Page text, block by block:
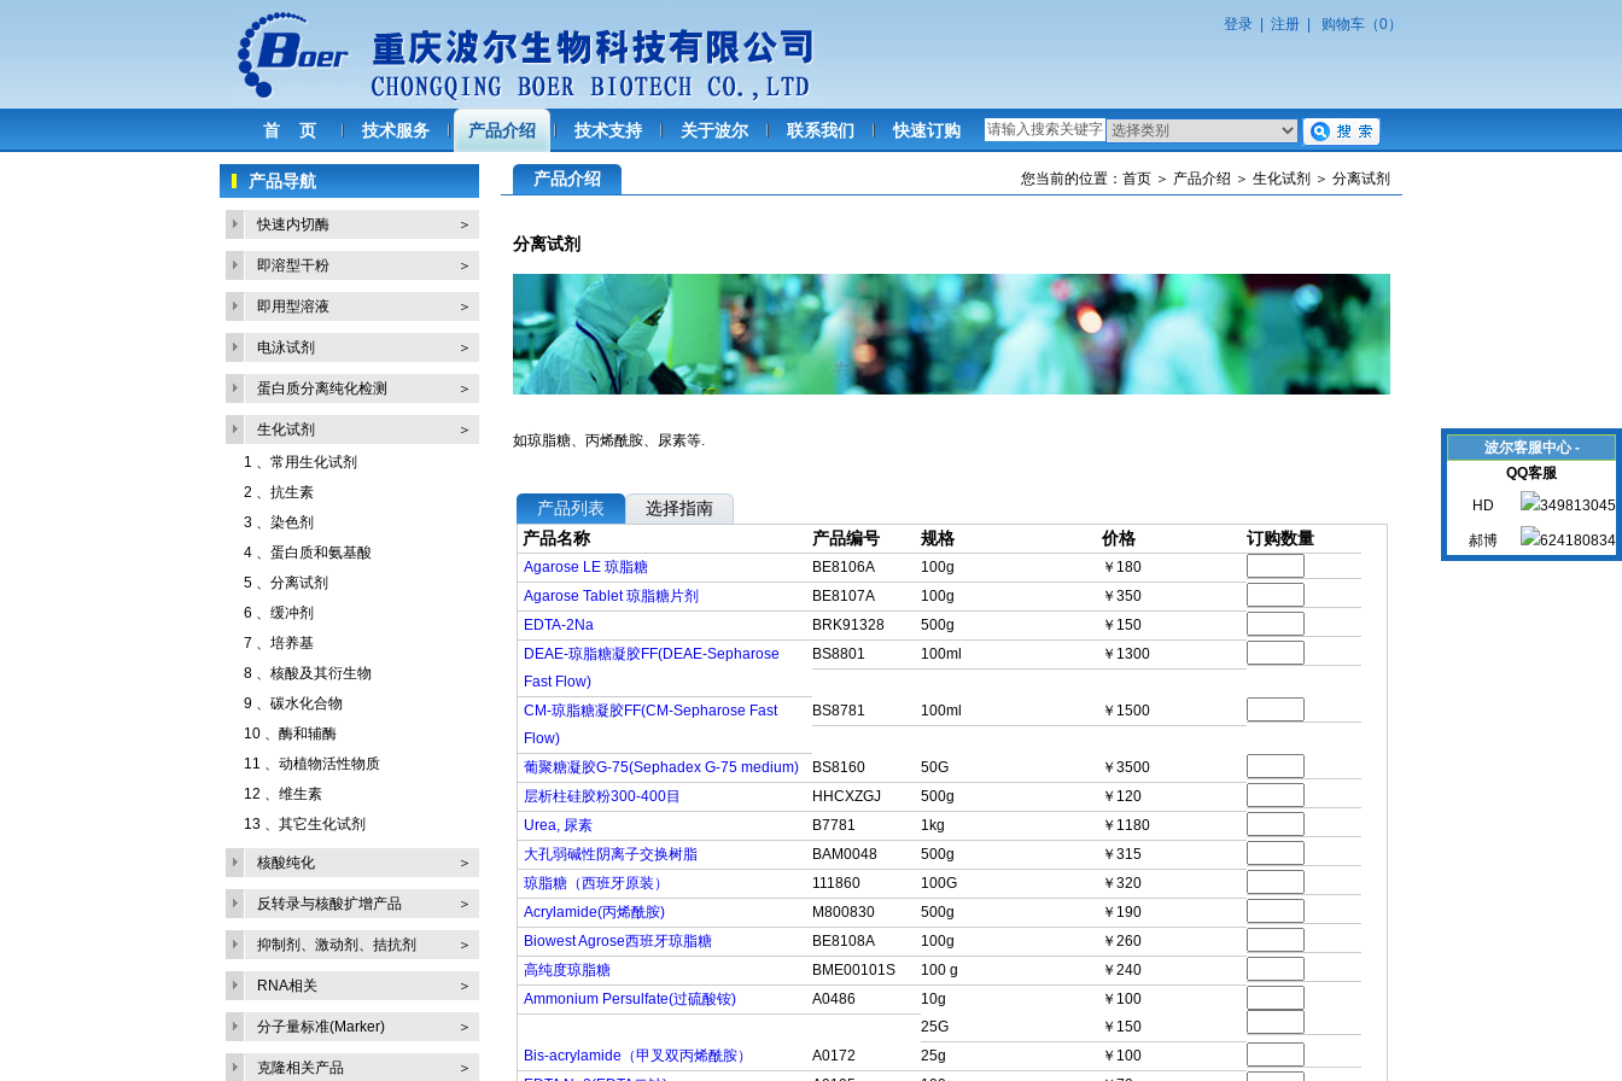
波尔客服中心 -
QQ客服
HD
郝博
登录 注册 购物车（0）
首 页 技术服务 产品介绍 技术支持 关于波尔 联系我们 快速订购
产品导航
快速内切酶 ＞
即溶型干粉 ＞
即用型溶液 ＞
电泳试剂 ＞
蛋白质分离纯化检测 ＞
生化试剂
＞
1 、 常用生化试剂
2 、 抗生素
3 、 染色剂
4 、 蛋白质和氨基酸
5 、 分离试剂
6 、 缓冲剂
7 、 培养基
8 、 核酸及其衍生物
9 、 碳水化合物
10 、 酶和辅酶
11 、 动植物活性物质
12 、 维生素
13 、 其它生化试剂
核酸纯化 ＞
反转录与核酸扩增产品 ＞
抑制剂、激动剂、拮抗剂 ＞
RNA相关 ＞
分子量标准(Marker) ＞
克隆相关产品 ＞
产品介绍 您当前的位置： 首页 ＞ 产品介绍 ＞ 生化试剂 ＞ 分离试剂
分离试剂
如琼脂糖、丙烯酰胺、尿素等.
产品列表
选择指南
产品名称
产品编号 规格 价格 订购数量
Agarose LE 琼脂糖 BE8106A 100g
￥180
Agarose Tablet 琼脂糖片剂
BE8107A 100g
￥350
EDTA-2Na
BRK91328 500g
￥150
DEAE-琼脂糖凝胶FF(DEAE-Sepharose
Fast Flow)
BS8801 100ml ￥1300
CM-琼脂糖凝胶FF(CM-Sepharose Fast
Flow)
BS8781 100ml ￥1500
葡聚糖凝胶G-75(Sephadex G-75 medium) BS8160 50G
￥3500
层析柱硅胶粉300-400目
HHCXZGJ 500g
￥120
Urea, 尿素
B7781 1kg
￥1180
大孔弱碱性阴离子交换树脂
BAM0048 500g
￥315
琼脂糖（西班牙原装）
111860 100G
￥320
Acrylamide(丙烯酰胺)
M800830 500g
￥190
Biowest Agrose西班牙琼脂糖
BE8108A 100g
￥260
高纯度琼脂糖
BME00101S 100 g
￥240
Ammonium Persulfate(过硫酸铵)
A0486
10g
25G
￥100
￥150
Bis-acrylamide（甲叉双丙烯酰胺）
A0172 25g
￥100